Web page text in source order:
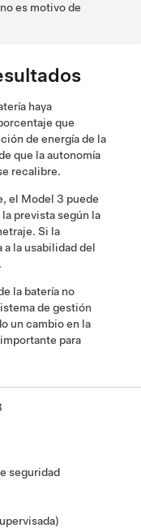
es motivo de
haya
que
de energía de la
que la autonomía
recalibre.
el Model 3 puede
prevista según la
Si la
a la usabilidad del
la batería no
de gestión
un cambio en la
para
seguridad